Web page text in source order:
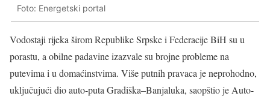
Foto: Energetski portal
Vodostaji rijeka širom Republike Srpske i Federacije BiH su u
porastu, a obilne padavine izazvale su brojne probleme na
putevima i u domaćinstvima. Više putnih pravaca je neprohodno,
uključujući dio auto-puta Gradiška–Banjaluka, saopštio je Auto-